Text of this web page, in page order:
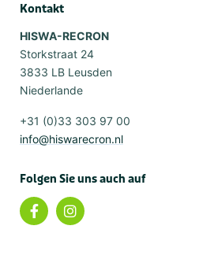
Kontakt
HISWA-RECRON
Storkstraat 24
3833 LB Leusden
Niederlande
+31 (0)33 303 97 00
info@hiswarecron.nl
Folgen Sie uns auch auf